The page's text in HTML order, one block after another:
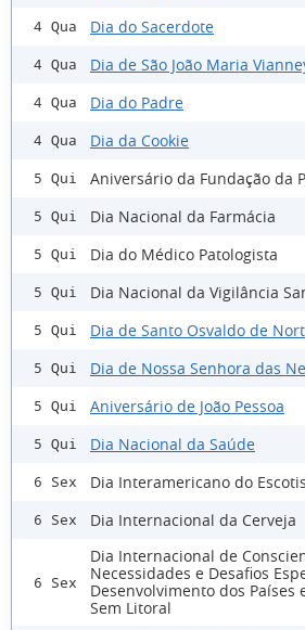
4 Qua Dia do Sacerdote
4 Qua Dia de São João Maria
4 Qua Dia do Padre
4 Qua Dia da Cookie
5 Qui Aniversário da Fundação da
5 Qui Dia Nacional da Farmácia
5 Qui Dia do Médico Patologista
5 Qui Dia Nacional da Vigilância
5 Qui Dia de Santo Osvaldo de
5 Qui Dia de Nossa Senhora das
5 Qui Aniversário de João Pessoa
5 Qui Dia Nacional da Saúde
6 Sex Dia Interamericano do
6 Sex Dia Internacional da Cerveja
6 Sex
Dia Internacional de
Necessidades e Desafios
Desenvolvimento dos Países
Sem Litoral